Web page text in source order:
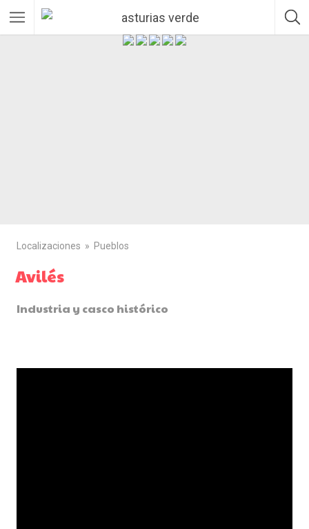
Localizaciones Pueblos
Avilés
Industria y casco histórico